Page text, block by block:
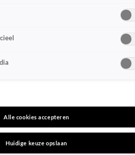
en een traan:
viert
Alle cookies accepteren
Huidige keuze opslaan